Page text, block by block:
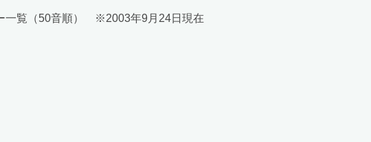
一覧（50音順） ※2003年9月24日現在